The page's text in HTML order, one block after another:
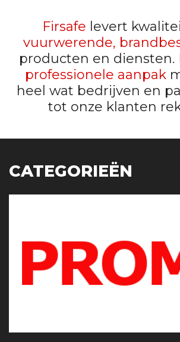
Firsafe levert
vuurwerende,
producten en diensten.
professionele aanpak
heel wat bedrijven en
tot onze klanten
CATEGORIEËN